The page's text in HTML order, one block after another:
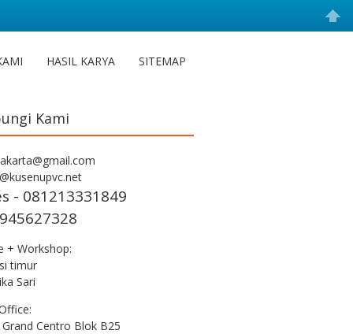
HASIL KARYA SITEMAP
Kami
- 081213331849
+ Workshop:
timur
Sari
Centro Blok B25